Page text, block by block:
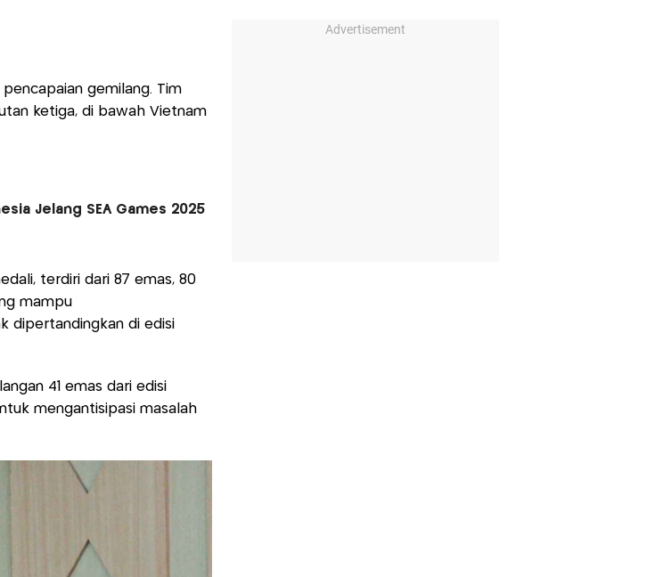
gemilang. Tim
ketiga, di bawah Vietnam
Jelang SEA Games 2025
terdiri dari 87 emas, 80
mampu
dipertandingkan di edisi
41 emas dari edisi
mengantisipasi masalah
Advertisement